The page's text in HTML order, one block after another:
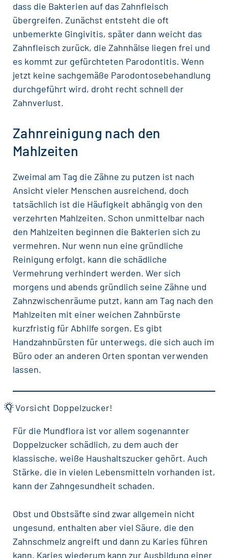
dass die Bakterien auf das Zahnfleisch
übergreifen. Zunächst entsteht die oft
unbemerkte Gingivitis, später dann weicht das
Zahnfleisch zurück, die Zahnhälse liegen frei und
es kommt zur gefürchteten Parodontitis. Wenn
jetzt keine sachgemäße Parodontosebehandlung
durchgeführt wird, droht recht schnell der
Zahnverlust.
Zahnreinigung nach den
Mahlzeiten
Zweimal am Tag die Zähne zu putzen ist nach
Ansicht vieler Menschen ausreichend, doch
tatsächlich ist die Häufigkeit abhängig von den
verzehrten Mahlzeiten. Schon unmittelbar nach
den Mahlzeiten beginnen die Bakterien sich zu
vermehren. Nur wenn nun eine gründliche
Reinigung erfolgt, kann die schädliche
Vermehrung verhindert werden. Wer sich
morgens und abends gründlich seine Zähne und
Zahnzwischenräume putzt, kann am Tag nach den
Mahlzeiten mit einer weichen Zahnbürste
kurzfristig für Abhilfe sorgen. Es gibt
Handzahnbürsten für unterwegs, die sich auch im
Büro oder an anderen Orten spontan verwenden
lassen.
Vorsicht Doppelzucker!
Für die Mundflora ist vor allem sogenannter
Doppelzucker schädlich, zu dem auch der
klassische, weiße Haushaltszucker gehört. Auch
Stärke, die in vielen Lebensmitteln vorhanden ist,
kann derZahngesundheit schaden.
Obst und Obstsäfte sind zwar allgemein nicht
ungesund, enthalten aber viel Säure, die den
Zahnschmelz angreift und dann zu Karies führen
kann. Karies wiederum kann zur Ausbildung einer